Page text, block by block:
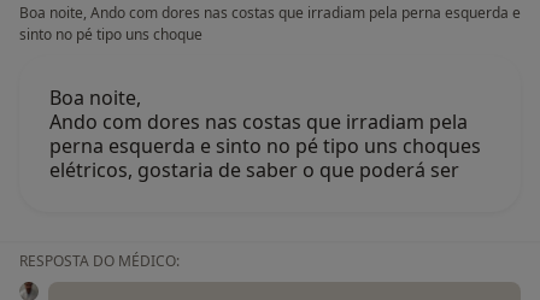
Boa noite, Ando com dores nas costas que irradiam pela perna esquerda e
sinto no pé tipo uns choque
Boa noite,
Ando com dores nas costas que irradiam pela
perna esquerda e sinto no pé tipo uns choques
elétricos, gostaria de saber o que poderá ser
RESPOSTA DO MÉDICO: